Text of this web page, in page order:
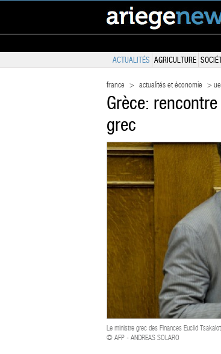
ACTUALITÉS AGRICULTURE
france > actualités et économie > ue
Grèce:
grec
Le ministre grec des Finances Euclid
© AFP - ANDREAS SOLARO